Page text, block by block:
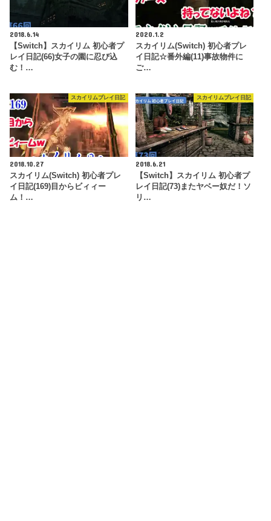
2018.6.14
【Switch】スカイリム 初心者プ
レイ日記(66)女子の園に忍び込
む！…
2020.1.2
スカイリム(Switch) 初心者プレ
イ日記☆番外編(11)事故物件に
ご…
スカイリムプレイ日記
2018.10.27
スカイリム(Switch) 初心者プレ
イ日記(169)目からビィィー
ム！…
スカイリムプレイ日記
2018.6.21
【Switch】スカイリム 初心者プ
レイ日記(73)またヤベー奴だ！ソ
リ…